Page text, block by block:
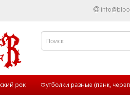
рок Футболки разные (панк,